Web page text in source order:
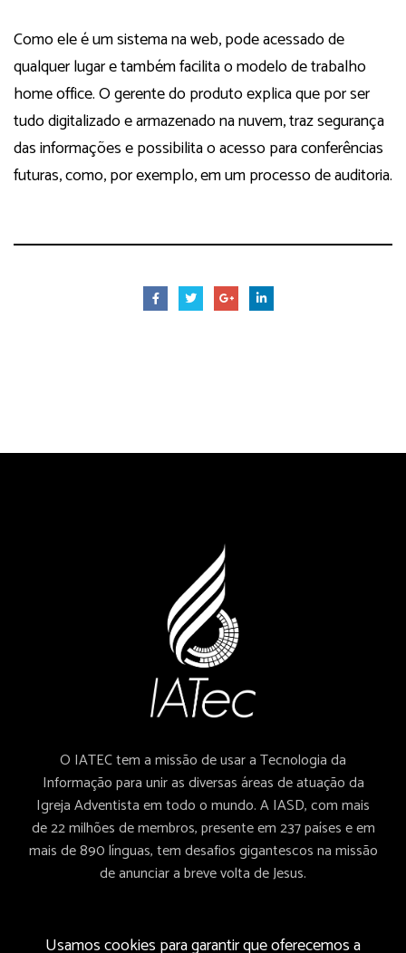
Como ele é um sistema na web, pode acessado de
qualquer lugar e também facilita o modelo de trabalho
home office. O gerente do produto explica que por ser
tudo digitalizado e armazenado na nuvem, traz segurança
das informações e possibilita o acesso para conferências
futuras, como, por exemplo, em um processo de auditoria.
O IATEC tem a missão de usar a Tecnologia da
Informação para unir as diversas áreas de atuação da
Igreja Adventista em todo o mundo. A IASD, com mais
de 22 milhões de membros, presente em 237 países e em
mais de 890 línguas, tem desafios gigantescos na missão
de anunciar a breve volta de Jesus.
Usamos cookies para garantir que oferecemos a